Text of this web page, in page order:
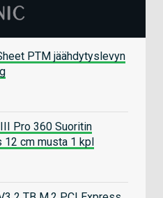
PTM jäähdytyslevyn
Pro 360 Suoritin
12 cm musta 1 kpl